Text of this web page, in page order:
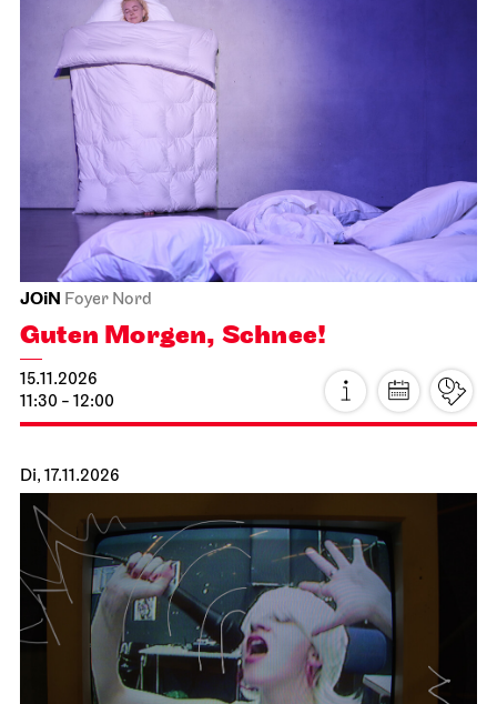
JOiN Foyer Nord
Guten Morgen, Schnee!
15.11.2026
11:30 - 12:00
Di, 17.11.2026